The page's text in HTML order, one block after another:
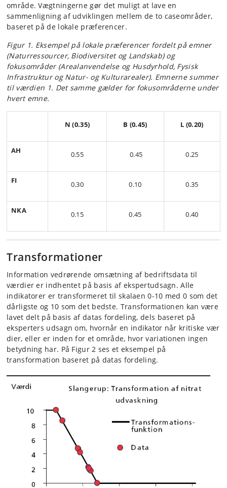
område. Vægtningerne gør det muligt at lave en
sammenligning af udviklingen mellem de to caseområder,
baseret på de lokale præferencer.
Figur 1. Eksempel på lokale præferencer fordelt på emner
(Naturressourcer, Biodiversitet og Landskab) og
fokusområder (Arealanvendelse og Husdyrhold, Fysisk
Infrastruktur og Natur- og Kulturarealer). Emnerne summer
til værdien 1. Det samme gælder for fokusområderne under
hvert emne.
N (0.35) B (0.45) L (0.20)
AH 0.55 0.45 0.25
FI 0.30 0.10 0.35
NKA 0.15 0.45 0.40
Transformationer
Information vedrørende omsætning af bedriftsdata til
værdier er indhentet på basis af ekspertudsagn. Alle
indikatorer er transformeret til skalaen 0-10 med 0 som det
dårligste og 10 som det bedste. Transformationen kan være
lavet delt på basis af datas fordeling, dels baseret på
eksperters udsagn om, hvornår en indikator når kritiske vær
dier, eller er inden for et område, hvor variationen ingen
betydning har. På Figur 2 ses et eksempel på
transformation baseret på datas fordeling.